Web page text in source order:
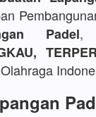
Padel,